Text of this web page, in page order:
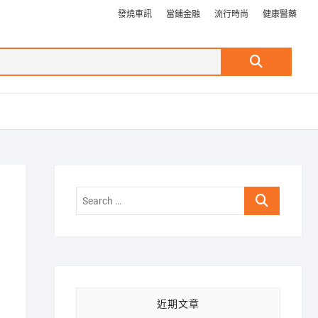
發燒車訊 當鋪金融 流行時尚 健康醫藥
Search
Search
近期文章